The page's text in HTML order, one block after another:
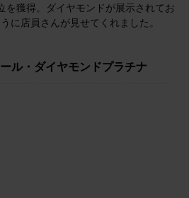
を獲得。ダイヤモンドが展示されてお
に店員さんが見せてくれました。
ル・ダイヤモンドプラチナ